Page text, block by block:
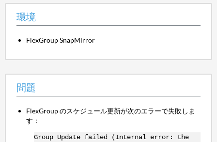
環境
FlexGroup SnapMirror
問題
FlexGroup のスケジュール更新が次のエラーで失敗しま
す：
Group Update failed (Internal error: the